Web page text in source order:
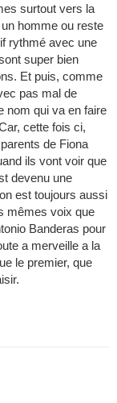
surtout vers la
homme ou reste
rythmé avec une
super bien
Et puis, comme
pas mal de
nom qui va en faire
cette fois ci,
de Fiona
ils vont voir que
devenu une
est toujours aussi
mêmes voix que
Banderas pour
a merveille a la
le premier, que